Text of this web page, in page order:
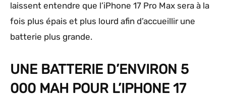
laissent entendre que l’iPhone 17 Pro Max sera à la
fois plus épais et plus lourd afin d’accueillir une
batterie plus grande.
UNE BATTERIE D’ENVIRON 5
000 MAH POUR L’IPHONE 17